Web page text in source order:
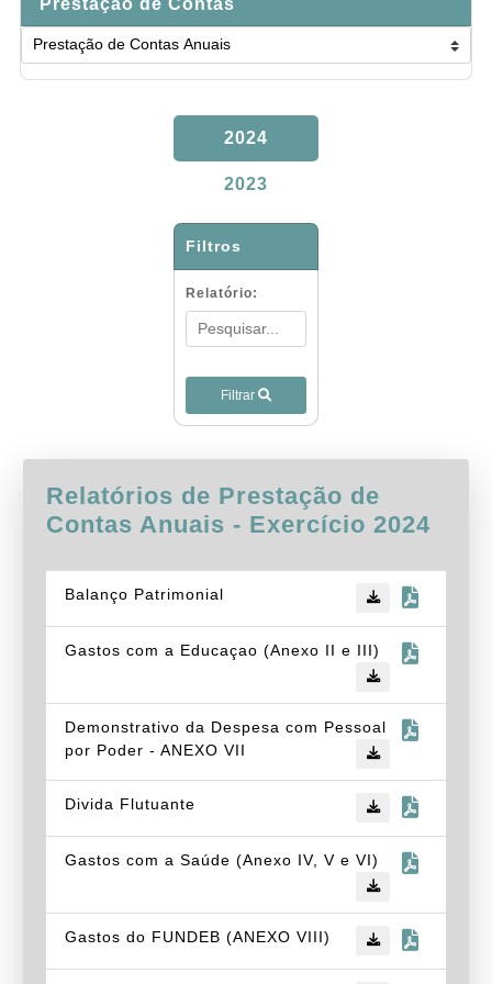
2024
2023
Filtros
Relatório:
Filtrar
Relatórios de Prestação de
Contas Anuais - Exercício 2024
Balanço Patrimonial
Gastos com a Educaçao (Anexo II e III)
Demonstrativo da Despesa com Pessoal
por Poder - ANEXO VII
Divida Flutuante
Gastos com a Saúde (Anexo IV, V e VI)
Gastos do FUNDEB (ANEXO VIII)